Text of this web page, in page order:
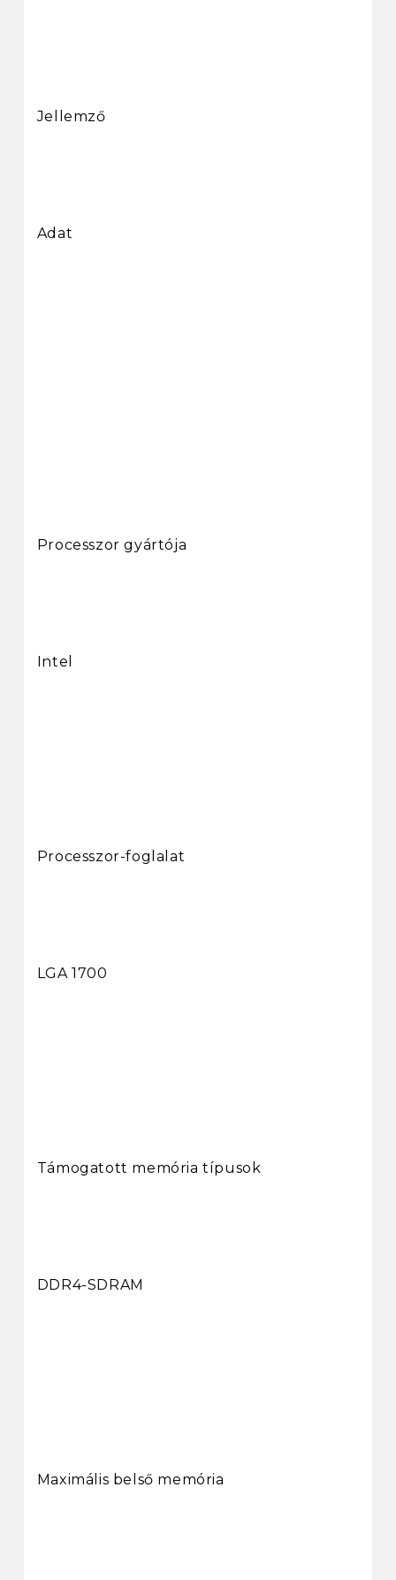
Jellemző
Adat
Processzor gyártója
Intel
Processzor-foglalat
LGA 1700
Támogatott memória típusok
DDR4-SDRAM
Maximális belső memória